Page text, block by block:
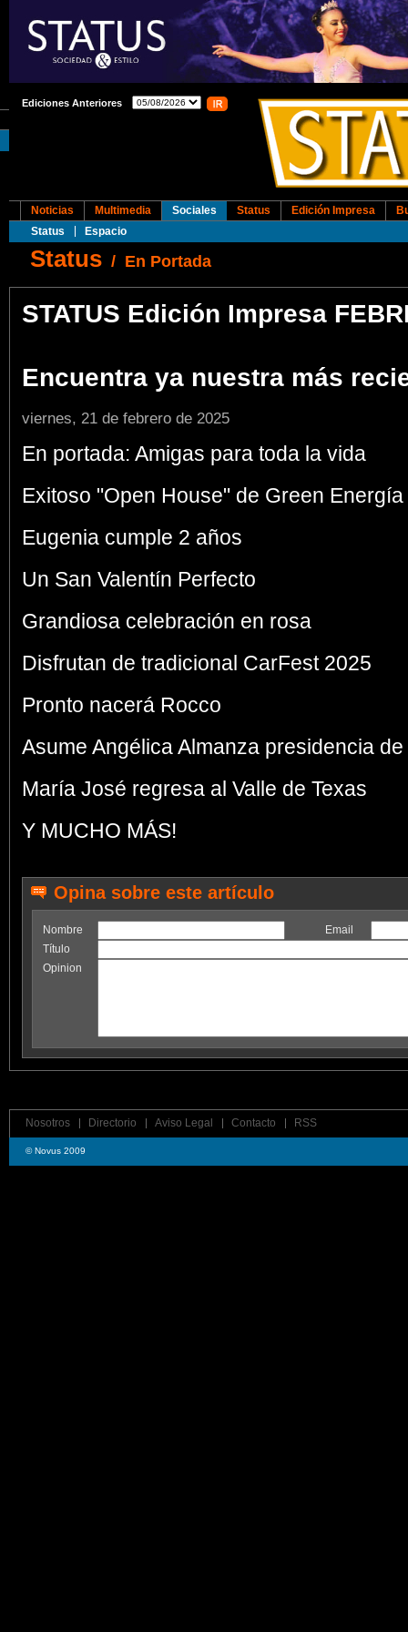
Ediciones Anteriores
Noticias Multimedia
Sociales
Status
Espacio
Status Edición Impresa
Status / En Portada
STATUS Edición Impresa
Encuentra ya nuestra más
viernes, 21 de febrero de 2025
En portada: Amigas para toda la vida
Exitoso "Open House" de Green
Eugenia cumple 2 años
Un San Valentín Perfecto
Grandiosa celebración en rosa
Disfrutan de tradicional CarFest 2025
Pronto nacerá Rocco
Asume Angélica Almanza presidencia
María José regresa al Valle de Texas
Y MUCHO MÁS!
Opina sobre este artículo
Nombre
Email
Título
Opinion
Nosotros Directorio Aviso Legal Contacto RSS
© Novus 2009